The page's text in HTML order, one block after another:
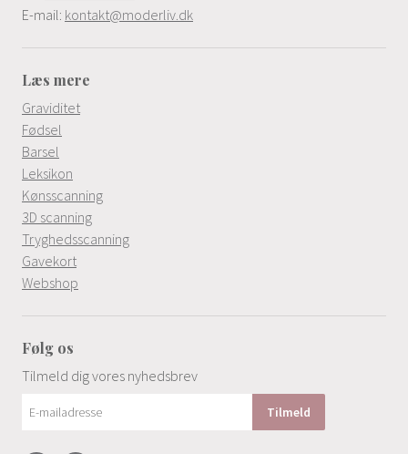
E-mail: kontakt@moderliv.dk
Læs mere
Graviditet
Fødsel
Barsel
Leksikon
Kønsscanning
3D scanning
Tryghedsscanning
Gavekort
Webshop
Følg os
Tilmeld dig vores nyhedsbrev